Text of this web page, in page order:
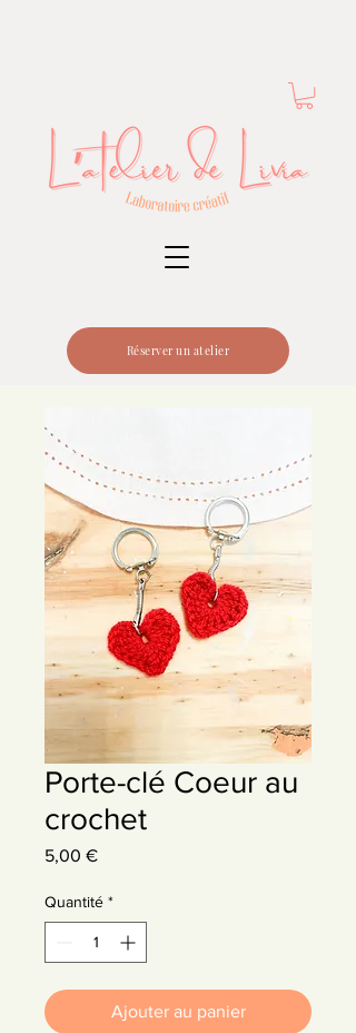
Réserver un atelier
Porte-clé Coeur au
crochet
5,00 €Prix
Quantité *
Ajouter au panier